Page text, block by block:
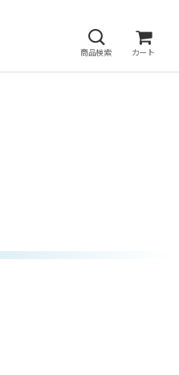
商品検索 カート